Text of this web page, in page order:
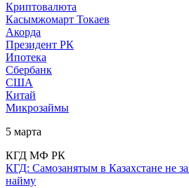
Криптовалюта
Касымжомарт Токаев
Акорда
Президент РК
Ипотека
Сбербанк
США
Китай
Микрозаймы
5 марта
КГД МФ РК
КГД: Самозанятым в Казахстане не
найму